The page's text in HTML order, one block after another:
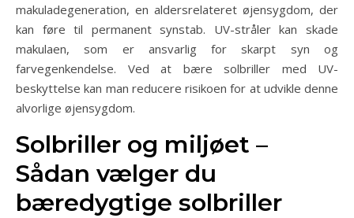
makuladegeneration, en aldersrelateret øjensygdom, der
kan føre til permanent synstab. UV-stråler kan skade
makulaen, som er ansvarlig for skarpt syn og
farvegenkendelse. Ved at bære solbriller med UV-
beskyttelse kan man reducere risikoen for at udvikle denne
alvorlige øjensygdom.
Solbriller og miljøet –
Sådan vælger du
bæredygtige solbriller